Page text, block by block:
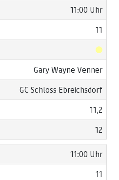
11:00 Uhr
11
Gary Wayne Venner
GC Schloss Ebreichsdorf
11,2
12
11:00 Uhr
11